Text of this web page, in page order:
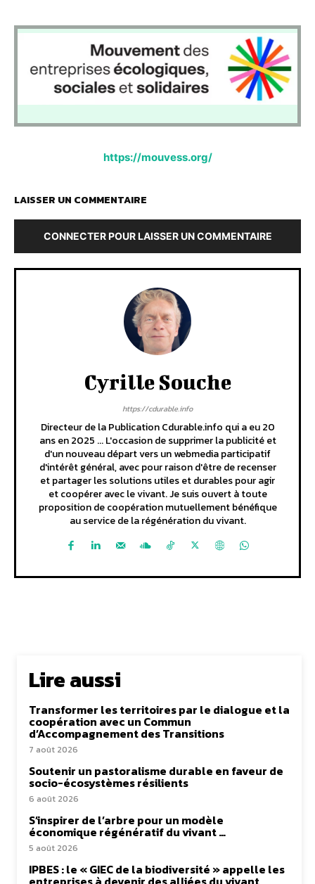
https://mouvess.org/
LAISSER UN COMMENTAIRE
CONNECTER POUR LAISSER UN COMMENTAIRE
Cyrille Souche
https://cdurable.info
Directeur de la Publication Cdurable.info qui a eu 20
ans en 2025 ... L'occasion de supprimer la publicité et
d'un nouveau départ vers un webmedia participatif
d'intérêt général, avec pour raison d'être de recenser
et partager les solutions utiles et durables pour agir
et coopérer avec le vivant. Je suis ouvert à toute
proposition de coopération mutuellement bénéfique
au service de la régénération du vivant.
Lire aussi
Transformer les territoires par le dialogue et la
coopération avec un Commun
d’Accompagnement des Transitions
7 août 2026
Soutenir un pastoralisme durable en faveur de
socio-écosystèmes résilients
6 août 2026
S’inspirer de l’arbre pour un modèle
économique régénératif du vivant …
5 août 2026
IPBES : le « GIEC de la biodiversité » appelle les